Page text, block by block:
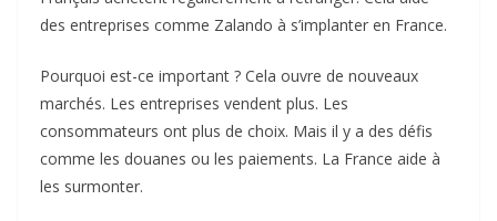
des entreprises comme Zalando à s’implanter en France.
Pourquoi est-ce important ? Cela ouvre de nouveaux
marchés. Les entreprises vendent plus. Les
consommateurs ont plus de choix. Mais il y a des défis
comme les douanes ou les paiements. La France aide à
les surmonter.